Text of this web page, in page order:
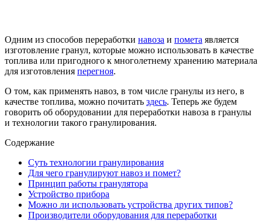
Одним из способов переработки навоза и помета является
изготовление гранул, которые можно использовать в качестве
топлива или пригодного к многолетнему хранению материала
для изготовления перегноя.
О том, как применять навоз, в том числе гранулы из него, в
качестве топлива, можно почитать здесь. Теперь же будем
говорить об оборудовании для переработки навоза в гранулы
и технологии такого гранулирования.
Содержание
Суть технологии гранулирования
Для чего гранулируют навоз и помет?
Принцип работы гранулятора
Устройство прибора
Можно ли использовать устройства других типов?
Производители оборудования для переработки